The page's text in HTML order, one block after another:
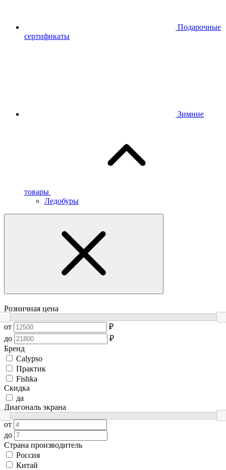
Подарочные
сертификаты
Зимние
товары
Ледобуры
Розничная цена
от
₽
до
₽
Бренд
Сalypso
Практик
Fishka
Скидка
да
Диагональ экрана
от
до
Страна производитель
Россия
Китай